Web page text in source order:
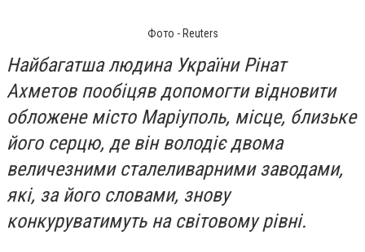
Фото - Reuters
Найбагатша людина України Рінат
Ахметов пообіцяв допомогти відновити
обложене місто Маріуполь, місце, близьке
його серцю, де він володіє двома
величезними сталеливарними заводами,
які, за його словами, знову
конкуруватимуть на світовому рівні.